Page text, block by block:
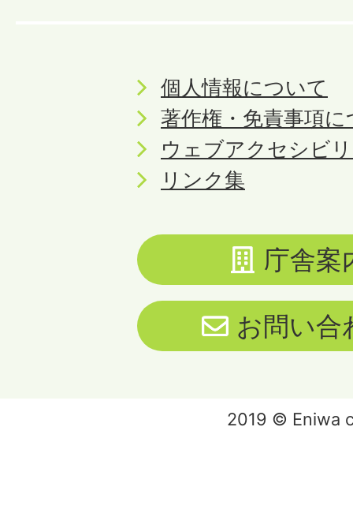
個人情報について
著作権・免責事項
ウェブアクセシビ
リンク集
庁舎案
お問い合
2019 © Eniwa